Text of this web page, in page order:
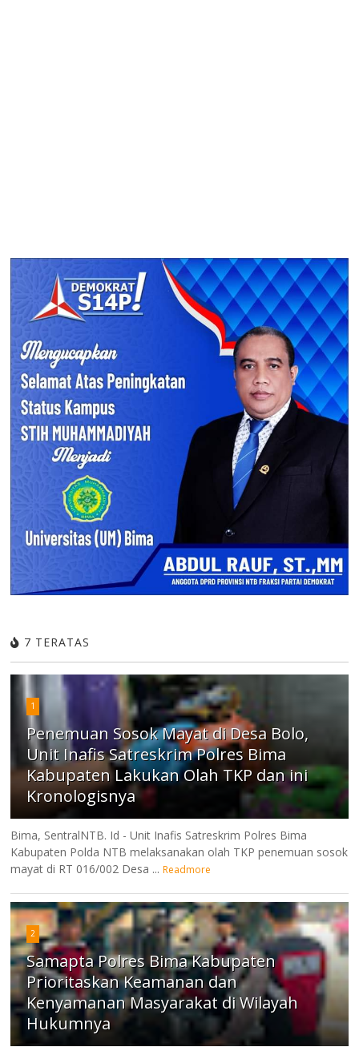
7 TERATAS
1
Penemuan Sosok Mayat di Desa Bolo,
Unit Inafis Satreskrim Polres Bima
Kabupaten Lakukan Olah TKP dan ini
Kronologisnya
Bima, SentralNTB. Id - Unit Inafis Satreskrim Polres Bima
Kabupaten Polda NTB melaksanakan olah TKP penemuan sosok
mayat di RT 016/002 Desa ... Readmore
2
Samapta Polres Bima Kabupaten
Prioritaskan Keamanan dan
Kenyamanan Masyarakat di Wilayah
Hukumnya